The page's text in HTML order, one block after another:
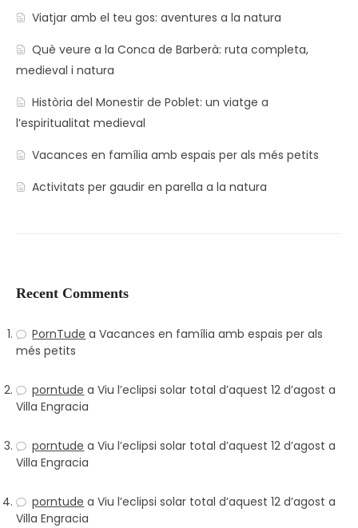
Viatjar amb el teu gos: aventures a la natura
Què veure a la Conca de Barberà: ruta completa,
medieval i natura
Història del Monestir de Poblet: un viatge a
l’espiritualitat medieval
Vacances en família amb espais per als més petits
Activitats per gaudir en parella a la natura
Recent Comments
PornTude aVacances en família amb espais per als
més petits
porntude aViu l’eclipsi solar total d’aquest 12 d’agost a
Villa Engracia
porntude aViu l’eclipsi solar total d’aquest 12 d’agost a
Villa Engracia
porntude aViu l’eclipsi solar total d’aquest 12 d’agost a
Villa Engracia